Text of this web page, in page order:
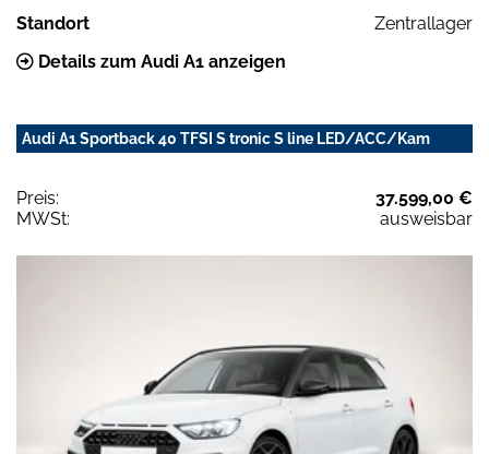
Standort
Zentrallager
Details zum Audi A1 anzeigen
Audi A1 Sportback 40 TFSI S tronic S line LED/ACC/Kam
Preis:
37.599,00 €
MWSt:
ausweisbar